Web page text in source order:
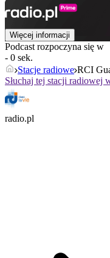
Więcej informacji
Podcast rozpoczyna się w
- 0 sek.
Stacje radiowe RCI
Słuchaj tej stacji radiowej
radio.pl